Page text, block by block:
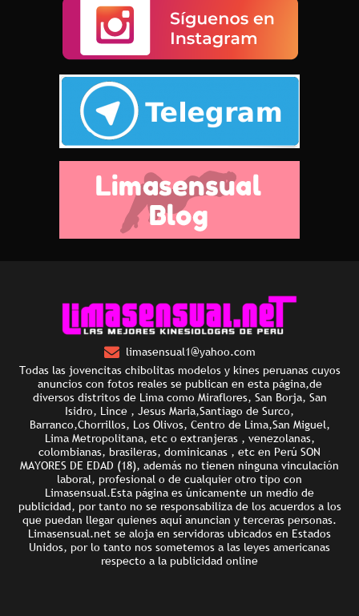
limasensual1@yahoo.com
Todas las jovencitas chibolitas modelos y kines peruanas cuyos
anuncios con fotos reales se publican en esta página,de
diversos distritos de Lima como Miraflores, San Borja, San
Isidro, Lince , Jesus Maria,Santiago de Surco,
Barranco,Chorrillos, Los Olivos, Centro de Lima,San Miguel,
Lima Metropolitana, etc o extranjeras , venezolanas,
colombianas, brasileras, dominicanas , etc en Perú SON
MAYORES DE EDAD (18), además no tienen ninguna vinculación
laboral, profesional o de cualquier otro tipo con
Limasensual.Esta página es únicamente un medio de
publicidad, por tanto no se responsabiliza de los acuerdos a los
que puedan llegar quienes aquí anuncian y terceras personas.
Limasensual.net se aloja en servidoras ubicados en Estados
Unidos, por lo tanto nos sometemos a las leyes americanas
respecto a la publicidad online